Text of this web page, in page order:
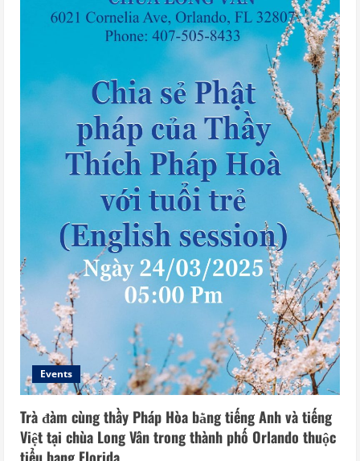
Events
Trà đàm cùng thầy Pháp Hòa bằng tiếng Anh và tiếng
Việt tại chùa Long Vân trong thành phố Orlando thuộc
tiểu bang Florida